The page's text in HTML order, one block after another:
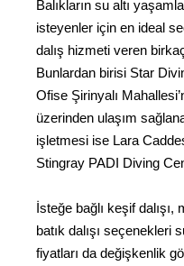
Balıkların su altı
isteyenler için en ideal
dalış hizmeti veren
Bunlardan birisi Star
Ofise Şirinyalı
üzerinden ulaşım
işletmesi ise Lara
Stingray PADI Diving
İsteğe bağlı keşif dalışı,
batık dalışı seçenekleri
fiyatları da değişkenlik